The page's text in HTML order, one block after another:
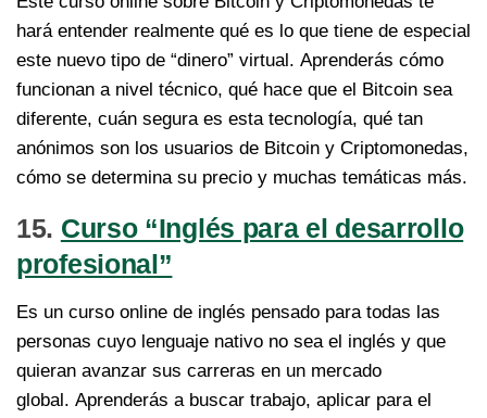
hará entender realmente qué es lo que tiene de especial
este nuevo tipo de “dinero” virtual. Aprenderás cómo
funcionan a nivel técnico, qué hace que el Bitcoin sea
diferente, cuán segura es esta tecnología, qué tan
anónimos son los usuarios de Bitcoin y Criptomonedas,
cómo se determina su precio y muchas temáticas más.
15. Curso “Inglés para el desarrollo
profesional”
Es un curso online de inglés pensado para todas las
personas cuyo lenguaje nativo no sea el inglés y que
quieran avanzar sus carreras en un mercado
global. Aprenderás a buscar trabajo, aplicar para el